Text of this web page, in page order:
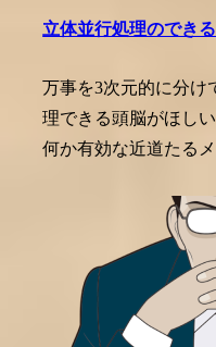
立体並行処理のでき
万事を3次元的に分け
理できる頭脳がほし
何か有効な近道たる